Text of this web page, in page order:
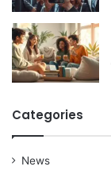
Categories
News